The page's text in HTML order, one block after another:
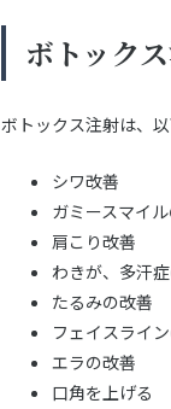
ボトック
ボトックス注射は、
シワ改善
ガミースマイ
肩こり改善
わきが、多汗
たるみの改善
フェイスライ
エラの改善
口角を上げる